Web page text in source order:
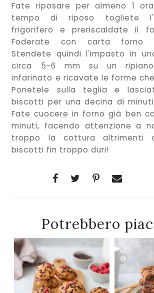
Fate riposare per almeno 1
tempo di riposo togliete
frigorifero e preriscaldate il
Foderate con carta forno
Stendete quindi l'impasto in
circa 5-6 mm su un
infarinato e ricavate le forme
Ponetele sulla teglia e
biscotti per una decina di
Fate cuocere in forno già ben
minuti, facendo attenzione a
troppo la cottura altrimenti
biscotti fin troppo duri!
Potrebbero